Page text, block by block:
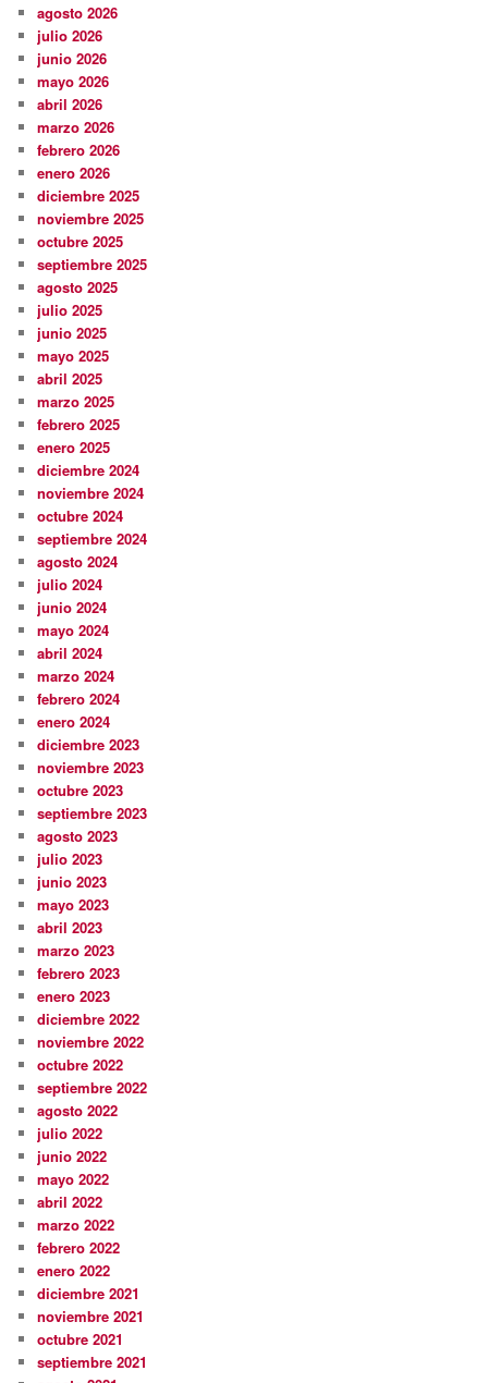
agosto 2026
julio 2026
junio 2026
mayo 2026
abril 2026
marzo 2026
febrero 2026
enero 2026
diciembre 2025
noviembre 2025
octubre 2025
septiembre 2025
agosto 2025
julio 2025
junio 2025
mayo 2025
abril 2025
marzo 2025
febrero 2025
enero 2025
diciembre 2024
noviembre 2024
octubre 2024
septiembre 2024
agosto 2024
julio 2024
junio 2024
mayo 2024
abril 2024
marzo 2024
febrero 2024
enero 2024
diciembre 2023
noviembre 2023
octubre 2023
septiembre 2023
agosto 2023
julio 2023
junio 2023
mayo 2023
abril 2023
marzo 2023
febrero 2023
enero 2023
diciembre 2022
noviembre 2022
octubre 2022
septiembre 2022
agosto 2022
julio 2022
junio 2022
mayo 2022
abril 2022
marzo 2022
febrero 2022
enero 2022
diciembre 2021
noviembre 2021
octubre 2021
septiembre 2021